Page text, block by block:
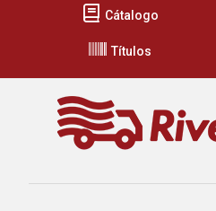
Cátalogo
Títulos